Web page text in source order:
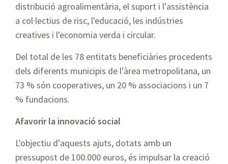
distribució agroalimentària, el suport i l'assistència
a col·lectius de risc, l'educació, les indústries
creatives i l'economia verda i circular.
Del total de les 78 entitats beneficiàries procedents
dels diferents municipis de l'àrea metropolitana, un
73 % són cooperatives, un 20 % associacions i un 7
% fundacions.
Afavorir la innovació social
L'objectiu d'aquests ajuts, dotats amb un
pressupost de 100.000 euros, és impulsar la creació